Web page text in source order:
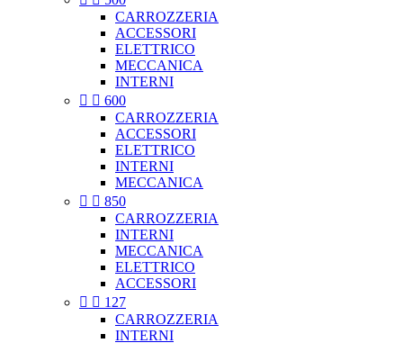
CARROZZERIA
ACCESSORI
ELETTRICO
MECCANICA
INTERNI
  600
CARROZZERIA
ACCESSORI
ELETTRICO
INTERNI
MECCANICA
  850
CARROZZERIA
INTERNI
MECCANICA
ELETTRICO
ACCESSORI
  127
CARROZZERIA
INTERNI